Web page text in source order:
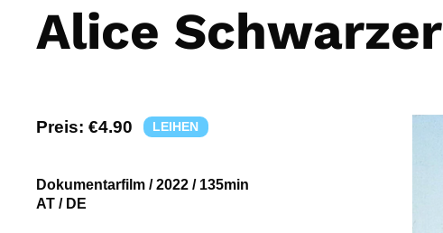
Alice Schwarzer
Preis: €4.90 LEIHEN
Dokumentarfilm /2022 / 135min
AT / DE